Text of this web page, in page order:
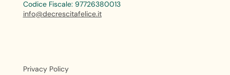
Codice Fiscale: 97726380013
info@decrescitafelice.it
Privacy Policy